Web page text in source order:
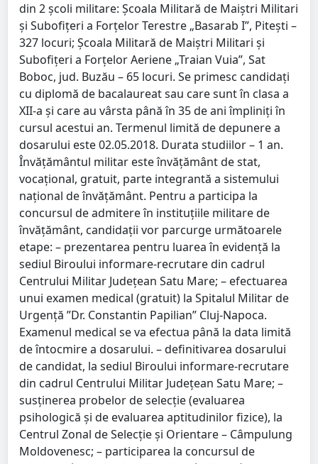
din 2 şcoli militare: Şcoala Militară de Maiştri Militari
şi Subofiţeri a Forţelor Terestre „Basarab I”, Piteşti –
327 locuri; Şcoala Militară de Maiştri Militari şi
Subofiţeri a Forţelor Aeriene „Traian Vuia”, Sat
Boboc, jud. Buzău – 65 locuri. Se primesc candidaţi
cu diplomă de bacalaureat sau care sunt în clasa a
XII-a şi care au vârsta până în 35 de ani împliniţi în
cursul acestui an. Termenul limită de depunere a
dosarului este 02.05.2018. Durata studiilor – 1 an.
Învăţământul militar este învăţământ de stat,
vocaţional, gratuit, parte integrantă a sistemului
naţional de învăţământ. Pentru a participa la
concursul de admitere în instituţiile militare de
învăţământ, candidaţii vor parcurge următoarele
etape: – prezentarea pentru luarea în evidenţă la
sediul Biroului informare-recrutare din cadrul
Centrului Militar Judeţean Satu Mare; – efectuarea
unui examen medical (gratuit) la Spitalul Militar de
Urgenţă ”Dr. Constantin Papilian” Cluj-Napoca.
Examenul medical se va efectua până la data limită
de întocmire a dosarului. – definitivarea dosarului
de candidat, la sediul Biroului informare-recrutare
din cadrul Centrului Militar Judeţean Satu Mare; –
susţinerea probelor de selecţie (evaluarea
psihologică şi de evaluarea aptitudinilor fizice), la
Centrul Zonal de Selecţie şi Orientare – Câmpulung
Moldovenesc; – participarea la concursul de